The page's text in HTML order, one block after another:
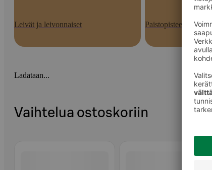
Leivät ja leivonnaiset Paistopisteen tuotteet
Ladataan...
Vaihtelua ostoskoriin